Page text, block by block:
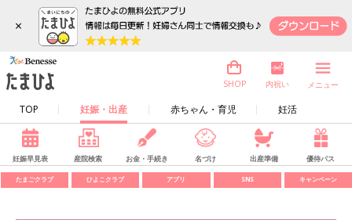
×
TOP 妊娠・出産 赤ちゃん・育児 妊活
SHOP 内祝い メニュー
妊娠早見表 産院検索 お金・手続き 名づけ 出産準備 優待パス
たまごクラブ ひよこクラブ アプリ SNS キャンペーン